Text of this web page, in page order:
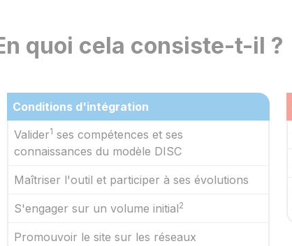
quoi cela consiste-t-il ?
Conditions d'intégration
Valider1 ses compétences et ses
connaissances du modèle DISC
Maîtriser l'outil et participer à ses évolutions
S'engager sur un volume initial2
Promouvoir le site sur les réseaux